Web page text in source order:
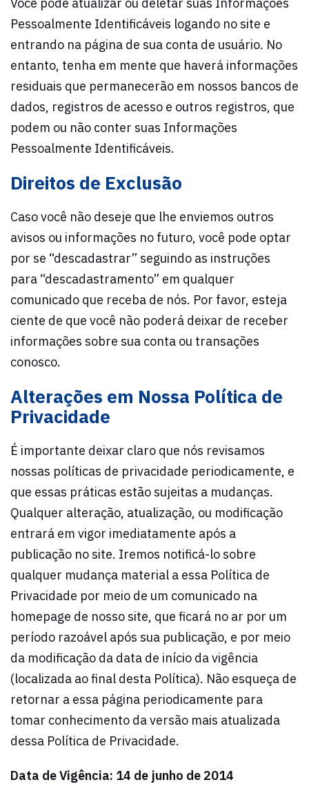
Pessoalmente Identificáveis logando no site e
entrando na página de sua conta de usuário. No
entanto, tenha em mente que haverá informações
residuais que permanecerão em nossos bancos de
dados, registros de acesso e outros registros, que
podem ou não conter suas Informações
Pessoalmente Identificáveis.
Direitos de Exclusão
Caso você não deseje que lhe enviemos outros
avisos ou informações no futuro, você pode optar
por se “descadastrar” seguindo as instruções
para “descadastramento” em qualquer
comunicado que receba de nós. Por favor, esteja
ciente de que você não poderá deixar de receber
informações sobre sua conta ou transações
conosco.
Alterações em Nossa Política de
Privacidade
É importante deixar claro que nós revisamos
nossas políticas de privacidade periodicamente, e
que essas práticas estão sujeitas a mudanças.
Qualquer alteração, atualização, ou modificação
entrará em vigor imediatamente após a
publicação no site. Iremos notificá-lo sobre
qualquer mudança material a essa Política de
Privacidade por meio de um comunicado na
homepage de nosso site, que ficará no ar por um
período razoável após sua publicação, e por meio
da modificação da data de início da vigência
(localizada ao final desta Política). Não esqueça de
retornar a essa página periodicamente para
tomar conhecimento da versão mais atualizada
dessa Política de Privacidade.
Data de Vigência: 14 de junho de 2014